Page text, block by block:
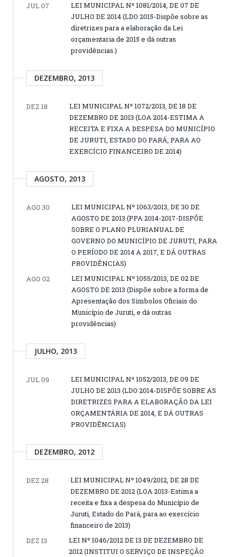
JUL 07
LEI MUNICIPAL Nº 1081/2014, DE 07 DE
JULHO DE 2014 (LDO 2015-Dispõe sobre as
diretrizes para a elaboração da Lei
orçamentaria de 2015 e dá outras
providências.)
DEZEMBRO, 2013
DEZ 18
LEI MUNICIPAL Nº 1072/2013, DE 18 DE
DEZEMBRO DE 2013 (LOA 2014-ESTIMA A
RECEITA E FIXA A DESPESA DO MUNICÍPIO
DE JURUTI, ESTADO DO PARÁ, PARA AO
EXERCÍCIO FINANCEIRO DE 2014)
AGOSTO, 2013
AGO 30
LEI MUNICIPAL Nº 1063/2013, DE 30 DE
AGOSTO DE 2013 (PPA 2014-2017-DISPÕE
SOBRE O PLANO PLURIANUAL DE
GOVERNO DO MUNICÍPIO DE JURUTI, PARA
O PERÍODO DE 2014 A 2017, E DÁ OUTRAS
PROVIDÊNCIAS)
AGO 02
LEI MUNICIPAL Nº 1055/2013, DE 02 DE
AGOSTO DE 2013 (Dispõe sobre a forma de
Apresentação dos Símbolos Oficiais do
Município de Juruti, e dá outras
providências)
JULHO, 2013
JUL 09
LEI MUNICIPAL Nº 1052/2013, DE 09 DE
JULHO DE 2013 (LDO 2014-DISPÕE SOBRE AS
DIRETRIZES PARA A ELABORAÇÃO DA LEI
ORÇAMENTÁRIA DE 2014, E DÁ OUTRAS
PROVIDÊNCIAS)
DEZEMBRO, 2012
DEZ 28
LEI MUNICIPAL Nº 1049/2012, DE 28 DE
DEZEMBRO DE 2012 (LOA 2013-Estima a
receita e fixa a despesa do Município de
Juruti, Estado do Pará, para ao exercício
financeiro de 2013)
DEZ 13
LEI Nº 1046/2012 DE 13 DE DEZEMBRO DE
2012 (INSTITUI O SERVIÇO DE INSPEÇÃO